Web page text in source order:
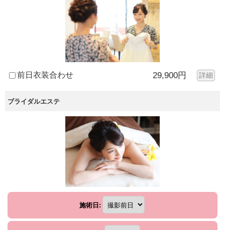
前日衣装合わせ 29,900円 詳細
ブライダルエステ
施術日: